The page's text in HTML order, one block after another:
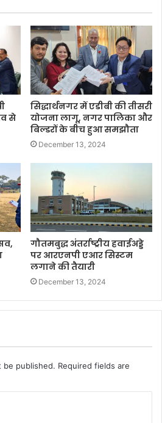
से
सिद्धार्थनगर में एडीबी की तीसरी
योजना लागू, नगर पालिका और
बिल्डरों के बीच हुआ समझौता
December 13, 2024
गौतमबुद्ध अंतर्राष्ट्रीय हवाईअड्डे
पर आरएनपी एआर सिस्टम
लगाने की तैयारी
December 13, 2024
be published. Required fields are